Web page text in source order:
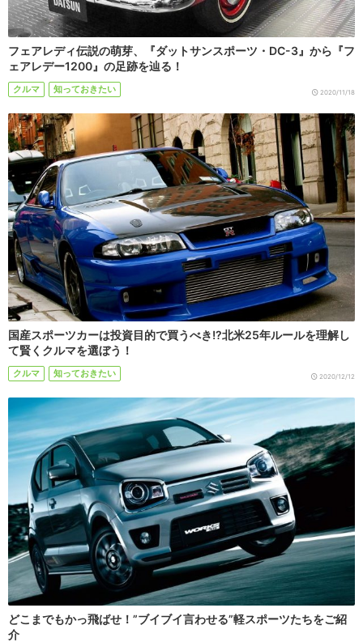
フェアレディ伝説の萌芽、『ダットサンスポーツ・DC-3』から『フ
ェアレデー1200』の足跡を辿る！
クルマ 知っておきたい 2020/11/18
国産スポーツカーは投資目的で買うべき!?北米25年ルールを理解し
て賢くクルマを選ぼう！
クルマ 知っておきたい 2020/12/12
どこまでもかっ飛ばせ！”ブイブイ言わせる”軽スポーツたちをご紹
介